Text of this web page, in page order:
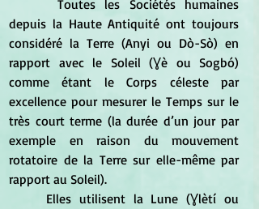
depuis la Haute Antiquité ont toujours
considéré la Terre (Anyi ou Dò-Sò) en
rapport avec le Soleil (Ɣè ou Sogbó)
comme étant le Corps céleste par
excellence pour mesurer le Temps sur le
très court terme (la durée d’un jour par
exemple en raison du mouvement
rotatoire de la Terre sur elle-même par
rapport au Soleil).